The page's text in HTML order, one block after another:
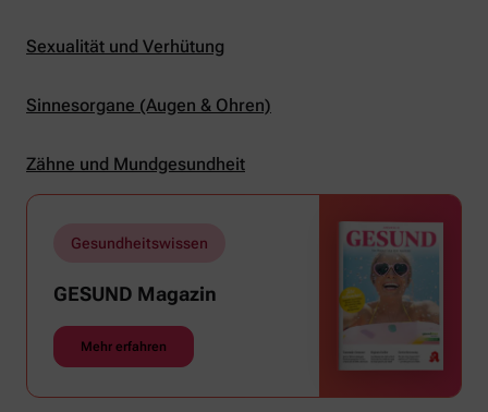
Sexualität und Verhütung
Sinnesorgane (Augen & Ohren)
Zähne und Mundgesundheit
Gesundheitswissen
GESUND Magazin
Mehr erfahren